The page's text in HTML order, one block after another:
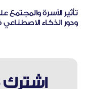
تأثير الأسرة والمجتمع
ودور الذكاء